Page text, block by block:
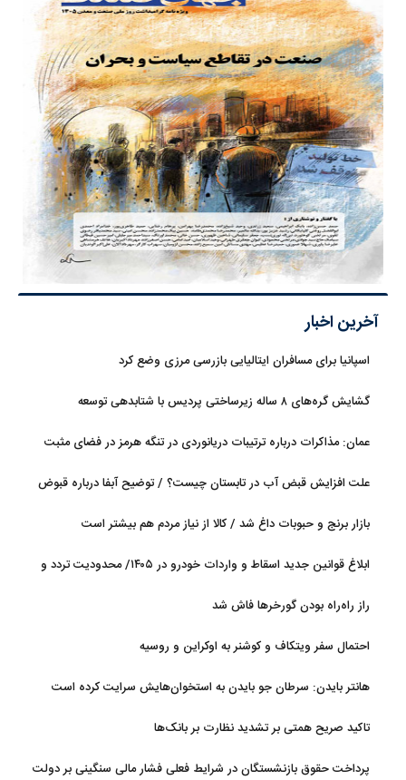
آخرین اخبار
اسپانیا برای مسافران ایتالیایی بازرسی مرزی وضع کرد
گشایش گره‌های ۸ ساله زیرساختی پردیس با شتابدهی توسعه
عمان: مذاکرات درباره ترتیبات دریانوردی در تنگه هرمز در فضای مثبت
علت افزایش قبض آب در تابستان چیست؟ / توضیح آبفا درباره قبوض
بازار برنج و حبوبات داغ شد / کالا از نیاز مردم هم بیشتر است
ابلاغ قوانین جدید اسقاط و واردات خودرو در ۱۴۰۵/ محدودیت تردد و
راز راه‌راه بودن گورخرها فاش شد
احتمال سفر ویتکاف و کوشنر به اوکراین و روسیه
هانتر بایدن: سرطان جو بایدن به استخوان‌هایش سرایت کرده است
تاکید صریح همتی بر تشدید نظارت بر بانک‌ها
پرداخت حقوق بازنشستگان در شرایط فعلی فشار مالی سنگینی بر دولت